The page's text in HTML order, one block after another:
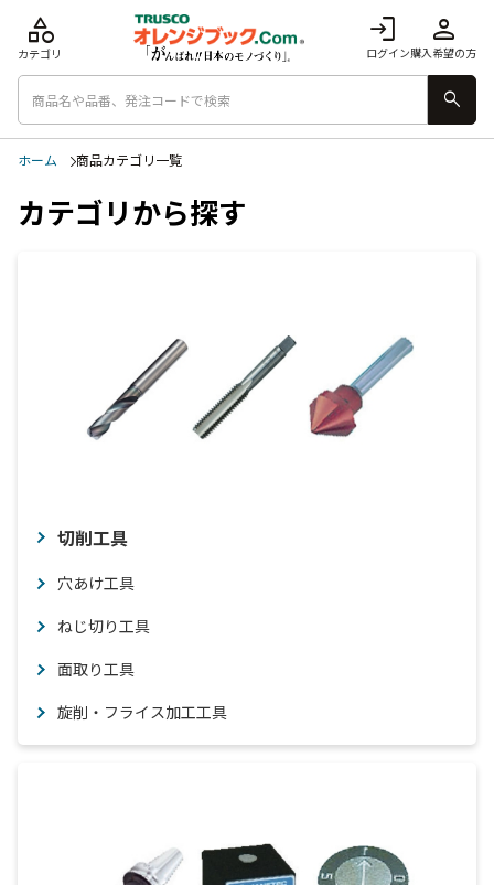
login
ログイン
person
購入希望の方
category
カテゴリ
search
ホーム 商品カテゴリ一覧
カテゴリから探す
切削工具
穴あけ工具
ねじ切り工具
面取り工具
旋削・フライス加工工具